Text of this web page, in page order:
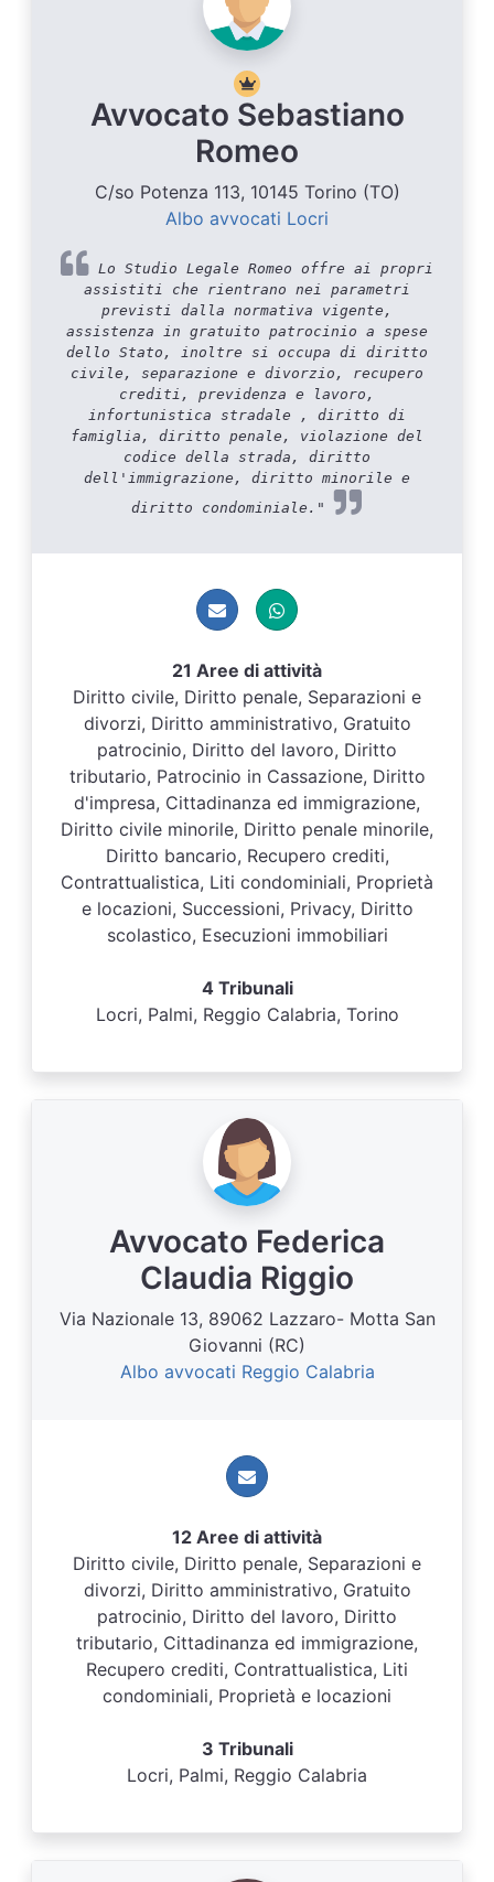
Avvocato Sebastiano
Romeo
C/so Potenza 113, 10145 Torino (TO)
Albo avvocati Locri
Lo Studio Legale Romeo offre ai propri
assistiti che rientrano nei parametri
previsti dalla normativa vigente,
assistenza in gratuito patrocinio a spese
dello Stato, inoltre si occupa di diritto
civile, separazione e divorzio, recupero
crediti, previdenza e lavoro,
infortunistica stradale , diritto di
famiglia, diritto penale, violazione del
codice della strada, diritto
dell'immigrazione, diritto minorile e
diritto condominiale."
21 Aree di attività
Diritto civile, Diritto penale, Separazioni e
divorzi, Diritto amministrativo, Gratuito
patrocinio, Diritto del lavoro, Diritto
tributario, Patrocinio in Cassazione, Diritto
d'impresa, Cittadinanza ed immigrazione,
Diritto civile minorile, Diritto penale minorile,
Diritto bancario, Recupero crediti,
Contrattualistica, Liti condominiali, Proprietà
e locazioni, Successioni, Privacy, Diritto
scolastico, Esecuzioni immobiliari
4 Tribunali
Locri, Palmi, Reggio Calabria, Torino
Avvocato Federica
Claudia Riggio
Via Nazionale 13, 89062 Lazzaro- Motta San
Giovanni (RC)
Albo avvocati Reggio Calabria
12 Aree di attività
Diritto civile, Diritto penale, Separazioni e
divorzi, Diritto amministrativo, Gratuito
patrocinio, Diritto del lavoro, Diritto
tributario, Cittadinanza ed immigrazione,
Recupero crediti, Contrattualistica, Liti
condominiali, Proprietà e locazioni
3 Tribunali
Locri, Palmi, Reggio Calabria